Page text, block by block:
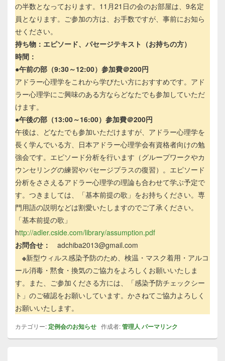
の半数となっております。11月21日の会のお部屋は、9名定
員となります。ご参加の方は、お手数ですが、事前にお知ら
せください。
持ち物：エピソード、パセージテキスト（お持ちの方）
時間：
●午前の部（9:30～12:00）参加費＠200円
アドラー心理学をこれから学びたい方におすすめです。アド
ラー心理学にご興味のある方ならどなたでも参加していただ
けます。
●午後の部（13:00～16:00）参加費＠200円
午後は、どなたでも参加いただけますが、アドラー心理学を
長く学んでいる方、日本アドラー心理学会有資格者向けの勉
強会です。エピソード分析を行います（グループワークやカ
ウンセリングの練習やパセージプラスの復習）。エピソード
分析をささえるアドラー心理学の理論も合わせて学ぶ予定で
す。つきましては、「基本前提の歌」をお持ちください。専
門用語の説明などは割愛いたしますのでご了承ください。
「基本前提の歌」
http://adler.cside.com/library/assumption.pdf
お問合せ：
adchiba2013@gmail.com
※新型ウィルス感染予防のため、検温・マスク着用・アルコ
ール消毒・黙食・換気のご協力をよろしくお願いいたしま
す。また、ご参加くださる方には、「感染予防チェックシー
ト」のご確認をお願いしています。かさねてご協力よろしく
お願いいたします。
カテゴリー: 定例会のお知らせ 作成者:管理人 パーマリンク